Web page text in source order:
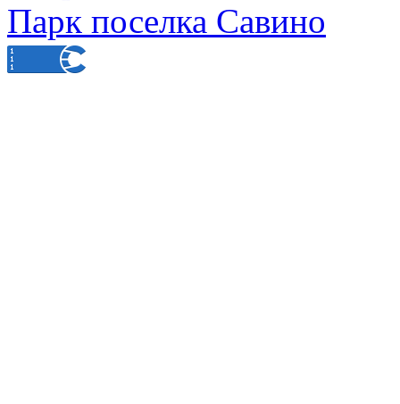
Парк поселка Савино